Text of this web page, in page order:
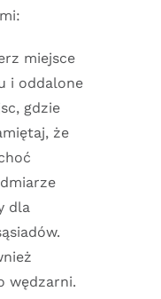
miejsce
i oddalone
gdzie
że
dla
wędzarni.